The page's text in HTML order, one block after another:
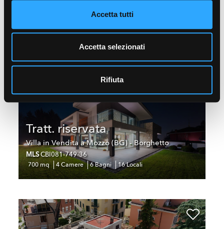
Accetta tutti
Accetta selezionati
Rifiuta
€ 3.600.000
MLSCBI159-2976-63853
13 Camere 3 Bagni 14 Locali
Tratt. riservata
Villa in Vendita a Mozzo (BG) - Borghetto
MLSCBI081-749-36
700 mq 4 Camere 6 Bagni 16 Locali